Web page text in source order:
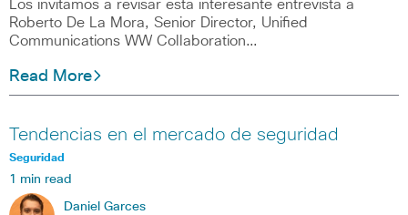
Los invitamos a revisar esta interesante entrevista a
Roberto De La Mora, Senior Director, Unified
Communications WW Collaboration…
Read More
Tendencias en el mercado de seguridad
Seguridad
1 min read
Daniel Garces